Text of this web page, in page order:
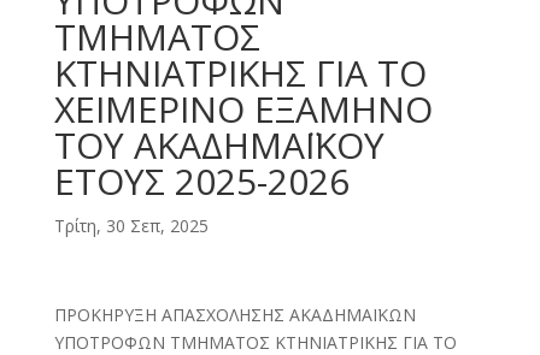
ΤΜΗΜΑΤΟΣ
ΚΤΗΝΙΑΤΡΙΚΗΣ ΓΙΑ ΤΟ
ΧΕΙΜΕΡΙΝΟ ΕΞΑΜΗΝΟ
ΤΟΥ ΑΚΑΔΗΜΑΪΚΟΥ
ΕΤΟΥΣ 2025-2026
Τρίτη, 30 Σεπ, 2025
ΠΡΟΚΗΡΥΞΗ ΑΠΑΣΧΟΛΗΣΗΣ ΑΚΑΔΗΜΑΪΚΩΝ
ΥΠΟΤΡΟΦΩΝ ΤΜΗΜΑΤΟΣ ΚΤΗΝΙΑΤΡΙΚΗΣ ΓΙΑ ΤΟ